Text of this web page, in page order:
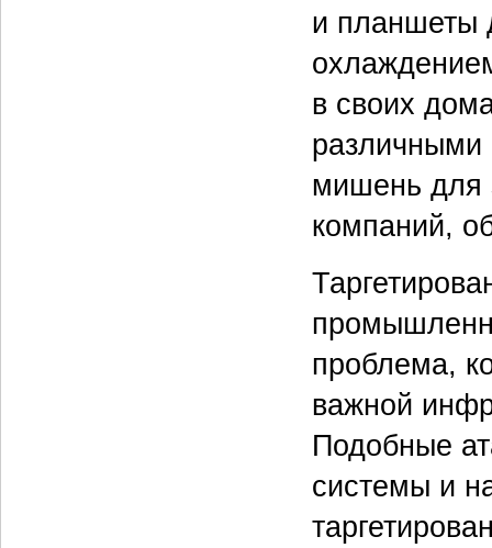
и планшеты
в своих
различными
мишень для
компаний,
проблема,
важной
Подобные
системы и